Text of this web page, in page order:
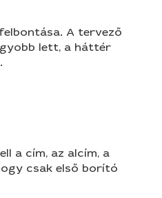
A tervező
lett, a háttér
a cím, az alcím, a
csak első borító